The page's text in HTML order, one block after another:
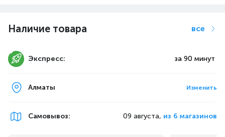
Идеальная температура подошвы
утюга
Усовершенствованная система ухода за тканями
температуры для всех типов ткани, даже таких
Наличие товара все
Экспресс: за 90 минут
Алматы Изменить
Самовывоз: 09 августа, из 6 магазинов